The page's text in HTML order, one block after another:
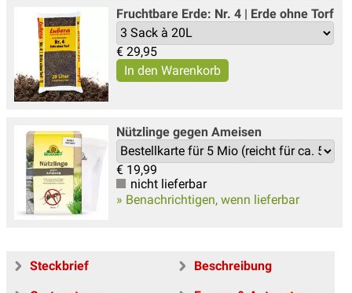
Fruchtbare Erde: Nr. 4 | Erde ohne Torf
€ 29,95
Nützlinge gegen Ameisen
€ 19,99
nicht lieferbar
» Benachrichtigen, wenn lieferbar
Steckbrief
Beschreibung